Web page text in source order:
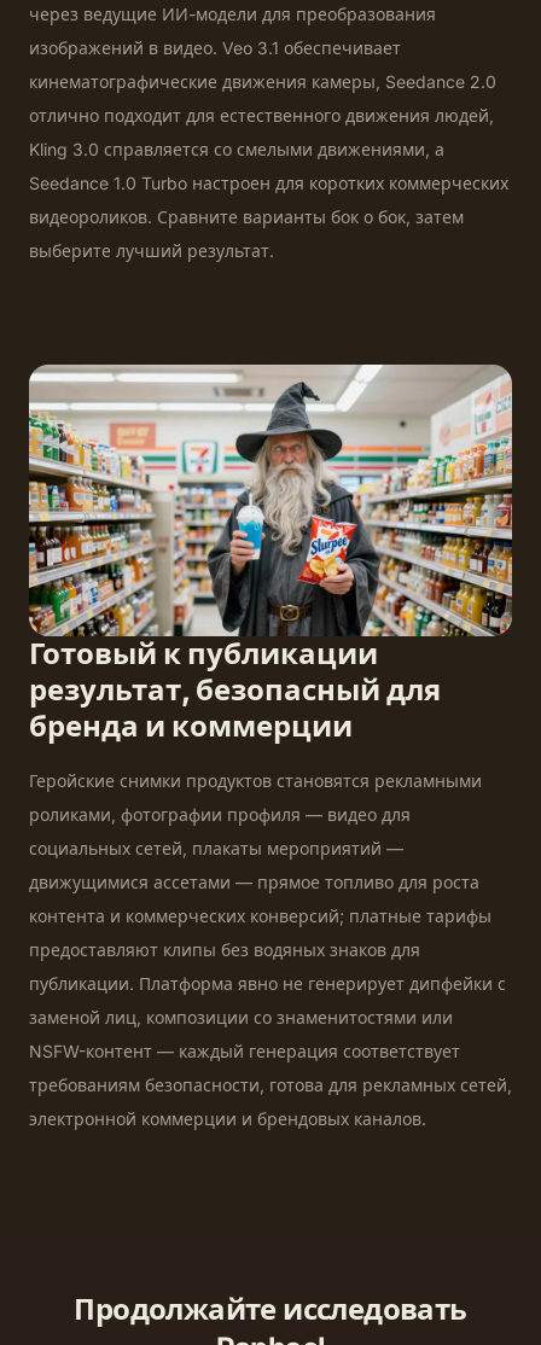
через ведущие ИИ-модели для преобразования
изображений в видео. Veo 3.1 обеспечивает
кинематографические движения камеры, Seedance 2.0
отлично подходит для естественного движения людей,
Kling 3.0 справляется со смелыми движениями, а
Seedance 1.0 Turbo настроен для коротких коммерческих
видеороликов. Сравните варианты бок о бок, затем
выберите лучший результат.
Готовый к публикации
результат, безопасный для
бренда и коммерции
Геройские снимки продуктов становятся рекламными
роликами, фотографии профиля — видео для
социальных сетей, плакаты мероприятий —
движущимися ассетами — прямое топливо для роста
контента и коммерческих конверсий; платные тарифы
предоставляют клипы без водяных знаков для
публикации. Платформа явно не генерирует дипфейки с
заменой лиц, композиции со знаменитостями или
NSFW-контент — каждый генерация соответствует
требованиям безопасности, готова для рекламных сетей,
электронной коммерции и брендовых каналов.
Продолжайте исследовать